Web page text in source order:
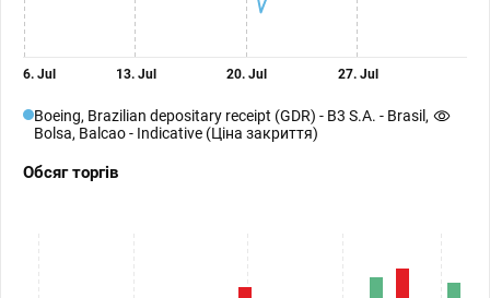
6. Jul 13. Jul 20. Jul 27. Jul
Boeing, Brazilian depositary receipt (GDR) - B3 S.A. - Brasil,
Bolsa, Balcao - Indicative (Ціна закриття)
Обсяг торгів